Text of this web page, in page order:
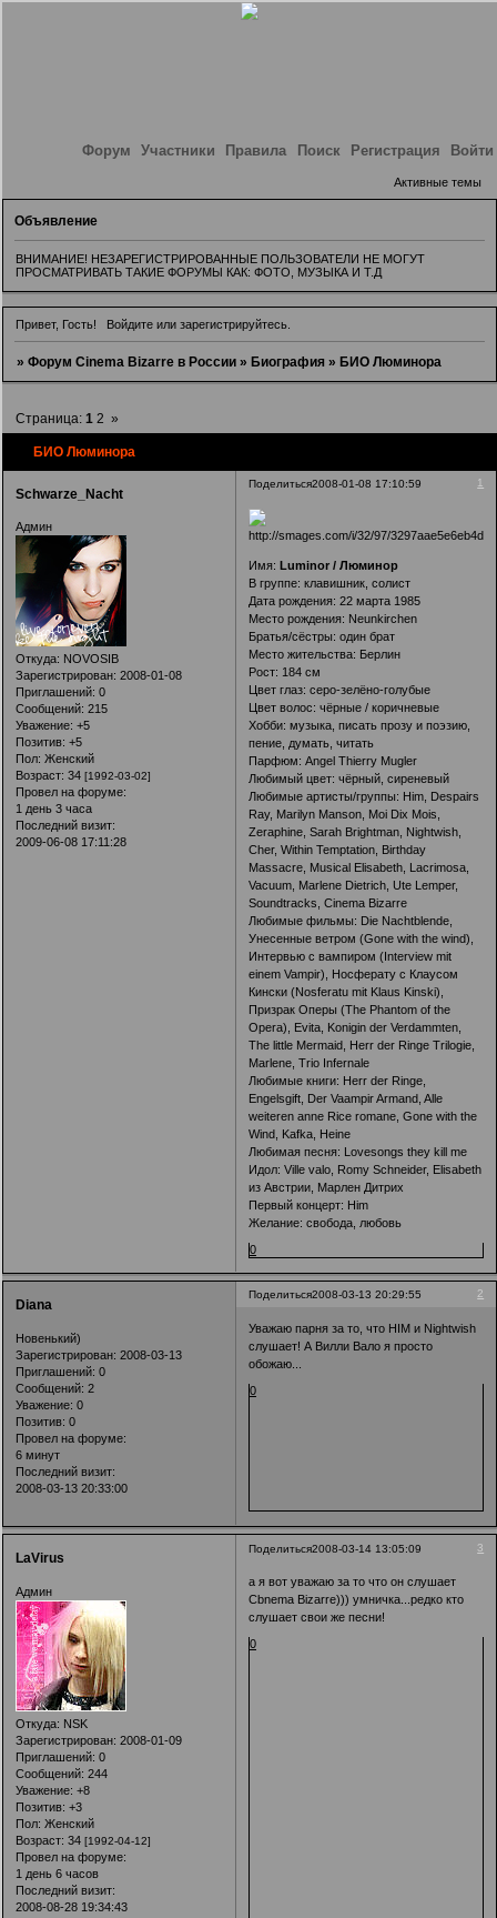
Форум Участники Правила Поиск Регистрация Войти
Активные темы
Объявление
ВНИМАНИЕ! НЕЗАРЕГИСТРИРОВАННЫЕ ПОЛЬЗОВАТЕЛИ НЕ МОГУТ
ПРОСМАТРИВАТЬ ТАКИЕ ФОРУМЫ КАК: ФОТО, МУЗЫКА И Т.Д
Привет, Гость! Войдитеили зарегистрируйтесь.
»Форум Cinema Bizarre в России » Биография » БИО Люминора
БИО Люминора
Страница:1 2 »
Поделиться 1
2008-01-08 17:10:59
Schwarze_Nacht
Админ
Откуда: NOVOSIB
Зарегистрирован: 2008-01-08
Приглашений: 0
Сообщений: 215
Уважение: +5
Позитив: +5
Пол: Женский
Возраст: 34 [1992-03-02]
Провел на форуме:
1 день 3 часа
Последний визит:
2009-06-08 17:11:28
Имя:Luminor / Люминор
В группе: клавишник, солист
Дата рождения: 22 марта 1985
Место рождения: Neunkirchen
Братья/сёстры: один брат
Место жительства: Берлин
Рост: 184 см
Цвет глаз: серо-зелёно-голубые
Цвет волос: чёрные / коричневые
Хобби: музыка, писать прозу и поэзию,
пение, думать, читать
Парфюм: Angel Thierry Mugler
Любимый цвет: чёрный, сиреневый
Любимые артисты/группы: Him, Despairs
Ray, Marilyn Manson, Moi Dix Mois,
Zeraphine, Sarah Brightman, Nightwish,
Cher, Within Temptation, Birthday
Massacre, Musical Elisabeth, Lacrimosa,
Vacuum, Marlene Dietrich, Ute Lemper,
Soundtracks, Cinema Bizarre
Любимые фильмы: Die Nachtblende,
Унесенные ветром (Gone with the wind),
Интервью с вампиром (Interview mit
einem Vampir), Носферату с Клаусом
Кински (Nosferatu mit Klaus Kinski),
Призрак Оперы (The Phantom of the
Opera), Evita, Konigin der Verdammten,
The little Mermaid, Herr der Ringe Trilogie,
Marlene, Trio Infernale
Любимые книги: Herr der Ringe,
Engelsgift, Der Vaampir Armand, Alle
weiteren anne Rice romane, Gone with the
Wind, Kafka, Heine
Любимая песня: Lovesongs they kill me
Идол: Ville valo, Romy Schneider, Elisabeth
из Австрии, Марлен Дитрих
Первый концерт: Him
Желание: свобода, любовь
0
Поделиться 2
2008-03-13 20:29:55
Diana
Новенький)
Зарегистрирован: 2008-03-13
Приглашений: 0
Сообщений: 2
Уважение: 0
Позитив: 0
Провел на форуме:
6 минут
Последний визит:
2008-03-13 20:33:00
Уважаю парня за то, что HIM и Nightwish
слушает! А Вилли Вало я просто
обожаю...
0
Поделиться 3
2008-03-14 13:05:09
LaVirus
Админ
Откуда: NSK
Зарегистрирован: 2008-01-09
Приглашений: 0
Сообщений: 244
Уважение: +8
Позитив: +3
Пол: Женский
Возраст: 34 [1992-04-12]
Провел на форуме:
1 день 6 часов
Последний визит:
2008-08-28 19:34:43
а я вот уважаю за то что он слушает
Cbnema Bizarre))) умничка...редко кто
слушает свои же песни!
0